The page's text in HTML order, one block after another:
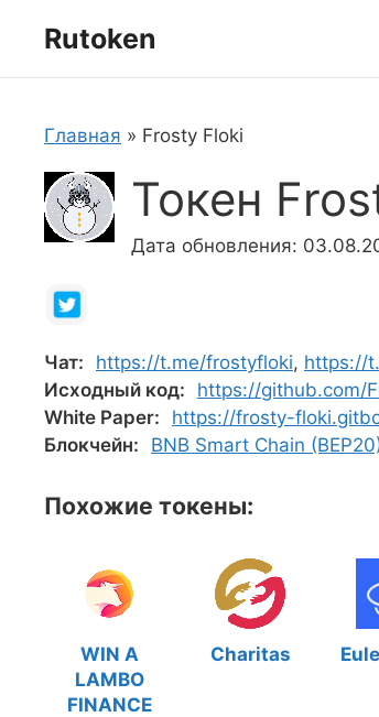
Rutoken
Главная » Frosty Floki
Токен
Дата обновления:
Чат: https://t.me/frostyfloki, https://
Исходный код:
https://github.com/
White Paper:
https://frosty-
Блокчейн:
BNB Smart Chain
Похожие токены:
WIN A
LAMBO
FINANCE
Charitas